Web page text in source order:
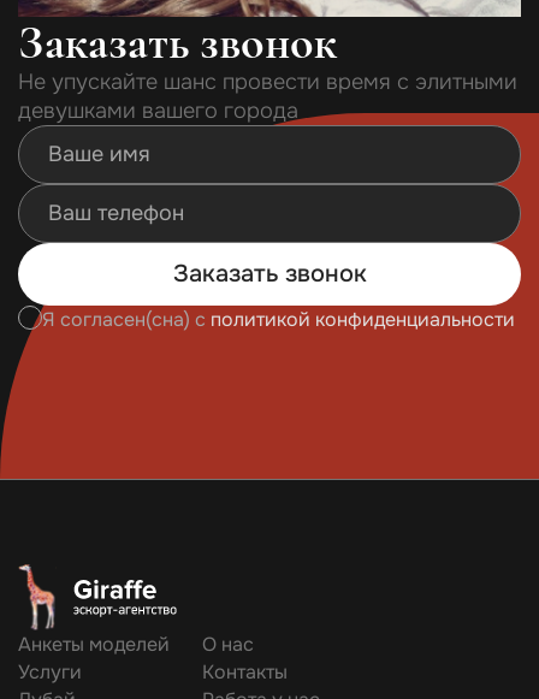
Заказать звонок
Не упускайте шанс провести время с элитными
девушками вашего города
Заказать звонок
Я согласен(сна) с политикой конфиденциальности
Анкеты моделей
Услуги
О нас
Контакты